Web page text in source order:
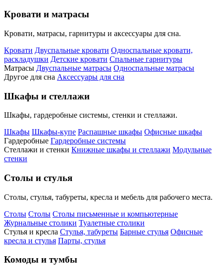
Кровати и матрасы
Кровати, матрасы, гарнитуры и аксессуары для сна.
Кровати Двуспальные кровати Односпальные кровати,
раскладушки Детские кровати Спальные гарнитуры
Матрасы Двуспальные матрасы Односпальные матрасы
Другое для сна Аксессуары для сна
Шкафы и стеллажи
Шкафы, гардеробные системы, стенки и стеллажи.
Шкафы Шкафы-купе Распашные шкафы Офисные шкафы
Гардеробные Гардеробные системы
Стеллажи и стенки Книжные шкафы и стеллажи Модульные
стенки
Столы и стулья
Столы, стулья, табуреты, кресла и мебель для рабочего места.
Столы Столы Столы письменные и компьютерные
Журнальные столики Туалетные столики
Стулья и кресла Стулья, табуреты Барные стулья Офисные
кресла и стулья Парты, стулья
Комоды и тумбы